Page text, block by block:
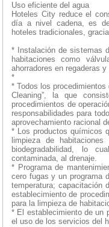
Uso eficiente del agua
Hoteles City reduce el
día a nivel cadena, es
hoteles tradicionales,
* Instalación de sistemas
habitaciones como
ahorradores en regaderas y
*
* Todos los
Cleaning”, la que
procedimientos de
responsabilidades para
aprovechamiento racional
* Los productos químicos
limpieza de
biodegradabilidad, lo
contaminada, al drenaje.
* Programa de
cero fugas y un programa
temperatura; capacitación
establecimiento de
para la limpieza de
* El establecimiento de un
el uso de los servicios del